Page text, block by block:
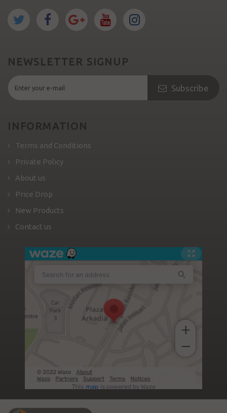
NEWSLETTER SIGNUP
Subscribe
INFORMATION
Terms and Conditions
Private Policy
About us
Price Drop
New Products
Contact us